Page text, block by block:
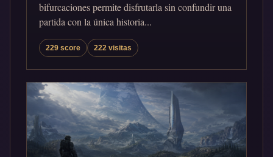
bifurcaciones permite disfrutarla sin confundir una
partida con la única historia...
229 score 222 visitas